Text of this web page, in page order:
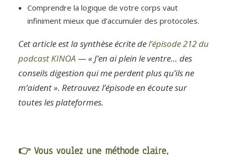
Comprendre la logique de votre corps vaut
infiniment mieux que d’accumuler des protocoles.
Cet article est la synthèse écrite del’épisode 212 du
podcast KINOA — « J’en ai plein le ventre… des
conseils digestion qui me perdent plus qu’ils ne
m’aident ». Retrouvez l’épisode en écoute sur
toutes les plateformes.
👉 Vous voulez une méthode claire,